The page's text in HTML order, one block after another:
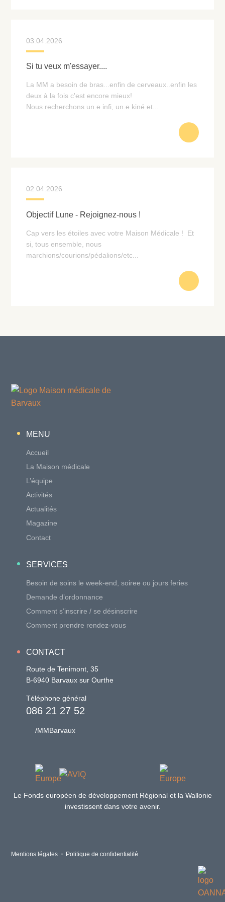
03.04.2026
Si tu veux m'essayer....
La MM a besoin de bras...enfin de cerveaux..enfin les
deux à la fois c'est encore mieux!
Nous recherchons un.e infi, un.e kiné et...
02.04.2026
Objectif Lune - Rejoignez-nous !
Cap vers les étoiles avec votre Maison Médicale ! Et
si, tous ensemble, nous
marchions/courions/pédalions/etc...
Le Fonds européen de développement Régional et la Wallonie
investissent dans votre avenir.
MENU
Accueil
La Maison médicale
L’équipe
Activités
Actualités
Magazine
Contact
SERVICES
Besoin de soins le week-end, soiree ou jours feries
Demande d’ordonnance
Comment s’inscrire / se désinscrire
Comment prendre rendez-vous
CONTACT
Route de Tenimont, 35
B-6940 Barvaux sur Ourthe
Téléphone général
086 21 27 52
/MMBarvaux
Mentions légales Politique de confidentialité